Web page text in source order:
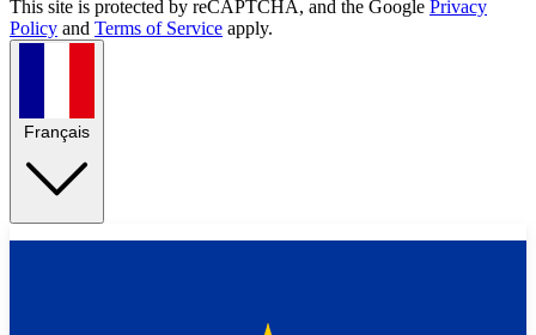
This site is protected by reCAPTCHA, and the Google Privacy
Policy and Terms of Service apply.
Français